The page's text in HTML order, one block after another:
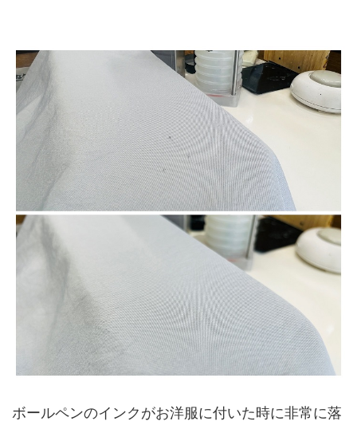
ボールペンのインクがお洋服に付いた時に非常に落